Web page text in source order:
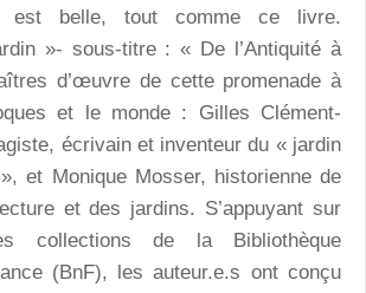
est belle, tout comme ce livre.
»- sous-titre : « De l’Antiquité à
d’œuvre de cette promenade à
et le monde : Gilles Clément-
écrivain et inventeur du « jardin
et Monique Mosser, historienne de
et des jardins. S’appuyant sur
collections de la Bibliothèque
(BnF), les auteur.e.s ont conçu